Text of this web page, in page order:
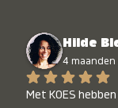
Hilde
4 maanden
Met KOES